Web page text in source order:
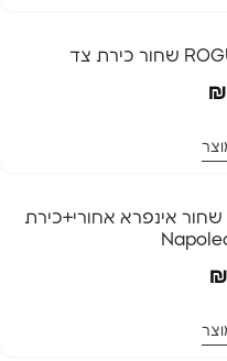
₪
גריל גז נפוליאון ROGUE SE 425 שחור אינפרא אחורי+כירת
₪